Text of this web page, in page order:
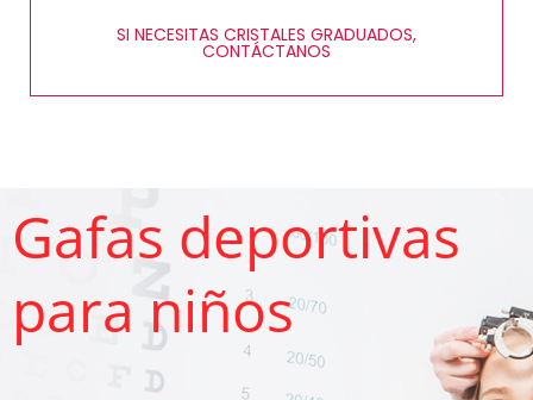
SI NECESITAS CRISTALES GRADUADOS,
CONTÁCTANOS
Gafas deportivas
para niños